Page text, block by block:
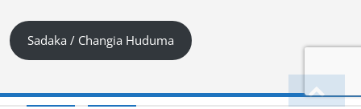
Sadaka / Changia Huduma